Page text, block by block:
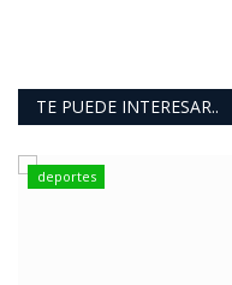
TE PUEDE INTERESAR..
deportes